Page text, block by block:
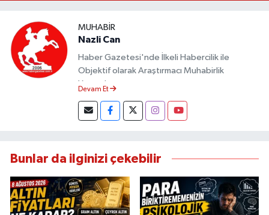
MUHABIR
Nazli Can
Haber Gazetesi'nde İlkeli Habercilik ile
Objektif olarak Araştırmacı Muhabirlik
Yapmaktayım.
Devam Et
Bunlar da ilginizi çekebilir